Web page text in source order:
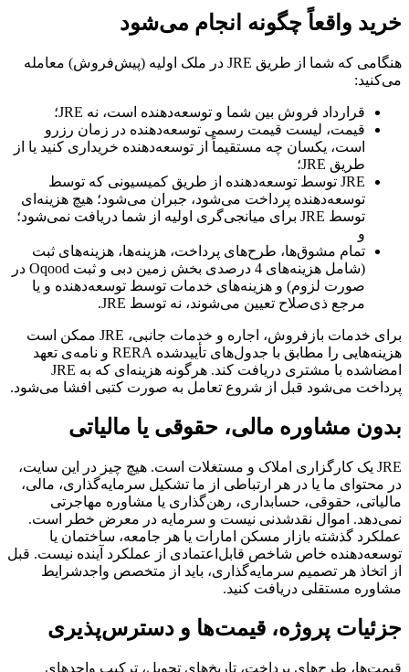
خرید واقعاً چگونه انجام می‌شود
هنگامی که شما از طریق JRE در ملک اولیه (پیش‌فروش) معامله
می‌کنید:
قرارداد فروش بین شما و توسعه‌دهنده است، نه JRE؛
قیمت، لیست قیمت رسمی توسعه‌دهنده در زمان رزرو
است، یکسان چه مستقیماً از توسعه‌دهنده خریداری کنید یا از
طریق JRE؛
JRE توسط توسعه‌دهنده از طریق کمیسیونی که توسط
توسعه‌دهنده پرداخت می‌شود، جبران می‌شود؛ هیچ هزینه‌ای
توسط JRE برای میانجی‌گری اولیه از شما دریافت نمی‌شود؛
و
تمام مشوق‌ها، طرح‌های پرداخت، هزینه‌ها، هزینه‌های ثبت
(شامل هزینه‌های 4 درصدی بخش زمین دبی و ثبت Oqood در
صورت لزوم) و هزینه‌های خدمات توسط توسعه‌دهنده و یا
مرجع ذی‌صلاح تعیین می‌شوند، نه توسط JRE.
برای خدمات بازفروش، اجاره و خدمات جانبی، JRE ممکن است
هزینه‌هایی را مطابق با جدول‌های تأیید‌شده RERA و نامه‌ی تعهد
امضا‌شده با مشتری دریافت کند. هرگونه هزینه‌ای که به JRE
پرداخت می‌شود قبل از شروع تعامل به صورت کتبی افشا می‌شود.
بدون مشاوره مالی، حقوقی یا مالیاتی
JRE یک کارگزاری املاک و مستغلات است. هیچ چیز در این سایت،
در محتوای ما یا در هر ارتباطی از ما تشکیل سرمایه‌گذاری، مالی،
مالیاتی، حقوقی، حسابداری، رهن‌گذاری یا مشاوره مهاجرتی
نمی‌دهد. اموال نقدشدنی نیست و سرمایه در معرض خطر است.
عملکرد گذشته بازار مسکن امارات یا هر جامعه، ساختمان یا
توسعه‌دهنده خاص شاخص قابل‌اعتمادی از عملکرد آینده نیست. قبل
از اتخاذ هر تصمیم سرمایه‌گذاری، باید از متخصص واجد‌شرایط
مشاوره مستقلی دریافت کنید.
جزئیات پروژه، قیمت‌ها و دسترس‌پذیری
قیمت‌ها، طرح‌های پرداخت، تاریخ‌های تحویل، ترکیب واحدهای